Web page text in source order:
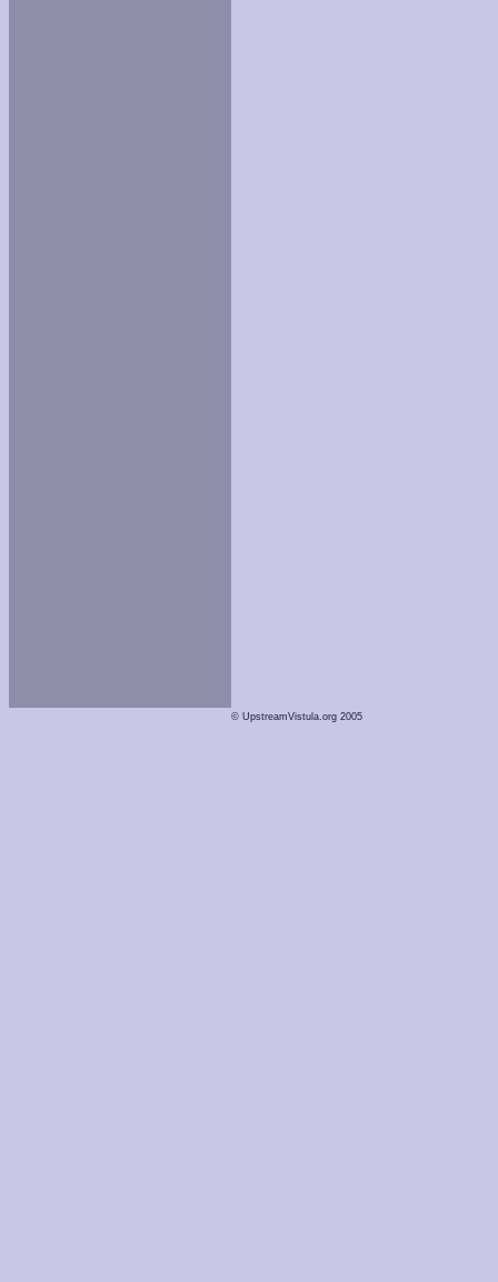
© UpstreamVistula.org 2005